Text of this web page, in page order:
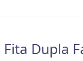
Fita Dupla